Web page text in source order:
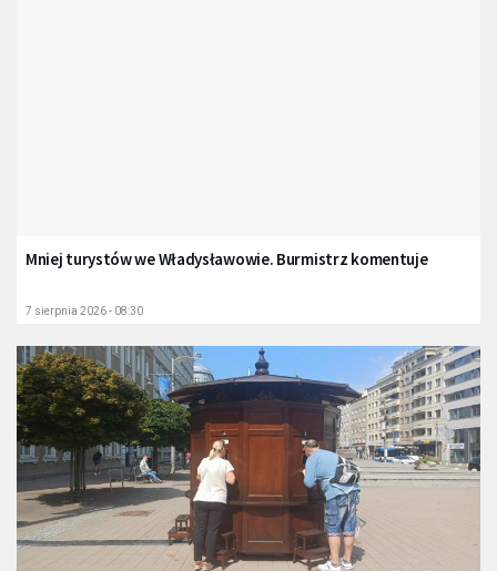
Mniej turystów we Władysławowie. Burmistrz komentuje
7 sierpnia 2026 - 08:30